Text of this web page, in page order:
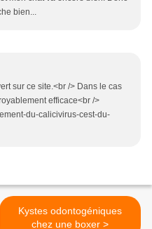
bien...
sur ce site.<br /> Dans le cas
efficace<br />
du-calicivirus-cest-du-
Kystes odontogéniques
chez une boxer >